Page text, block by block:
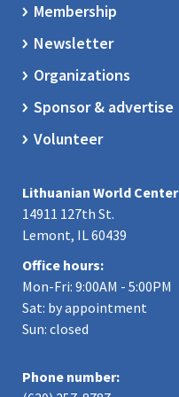
Membership
Newsletter
Organizations
Sponsor & advertise
Volunteer
Lithuanian World Center
14911 127th St.
Lemont, IL 60439
Office hours:
Mon-Fri: 9:00AM - 5:00PM
Sat: by appointment
Sun: closed
Phone number: